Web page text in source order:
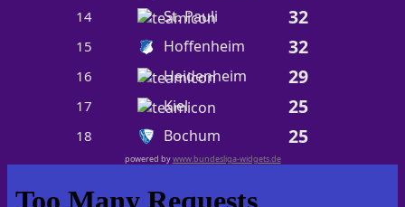
14 St. Pauli 32
15 Hoffenheim 32
16 Heidenheim 29
17 Kiel 25
18 Bochum 25
powered bywww.bundesliga-widgets.de